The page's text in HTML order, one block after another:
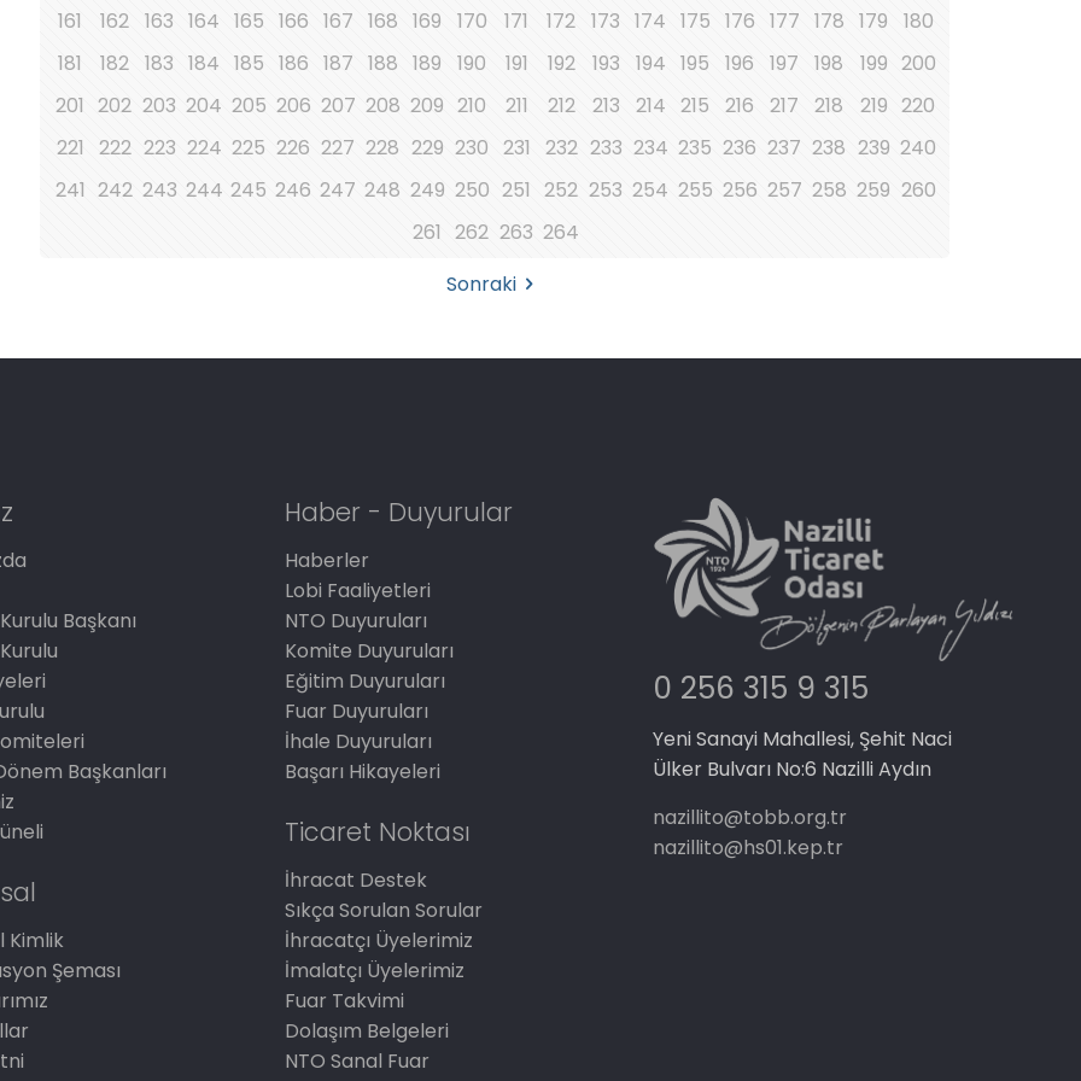
161
162 163 164 165 166 167 168 169 170 171 172 173 174 175 176 177 178 179
180
181
182 183 184 185 186 187 188 189 190 191 192 193 194 195 196 197 198 199 200
201 202 203 204 205 206 207 208 209 210 211 212 213 214 215 216 217 218 219 220
221
222 223 224 225 226 227 228 229 230 231 232 233 234 235 236 237 238 239 240
241 242 243 244 245 246 247 248 249 250 251 252 253 254 255 256 257 258 259 260
261 262 263 264
Sonraki
Başkanı
Başkanları
Kimlik
Şeması
Haber - Duyurular
Haberler
Lobi Faaliyetleri
NTO Duyuruları
Komite Duyuruları
Eğitim Duyuruları
Fuar Duyuruları
İhale Duyuruları
Başarı Hikayeleri
Ticaret Noktası
İhracat Destek
Sıkça Sorulan Sorular
İhracatçı Üyelerimiz
İmalatçı Üyelerimiz
Fuar Takvimi
Dolaşım Belgeleri
NTO Sanal Fuar
0 256 315 9 315
Yeni Sanayi Mahallesi, Şehit Naci
Ülker Bulvarı No:6 Nazilli Aydın
nazillito@tobb.org.tr
nazillito@hs01.kep.tr